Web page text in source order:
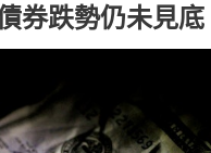
券跌勢仍未見底